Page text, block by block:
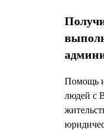
Помощь и
людей с